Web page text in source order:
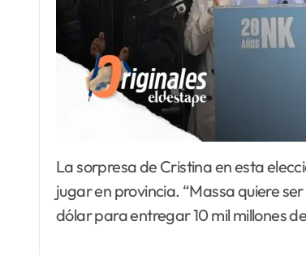
La sorpresa de Cristina en esta elección, la propuesta muy cerca de ella de dejar a Scioli solo y
jugar en provincia. “Massa quiere
dólar para entregar 10 mil millones